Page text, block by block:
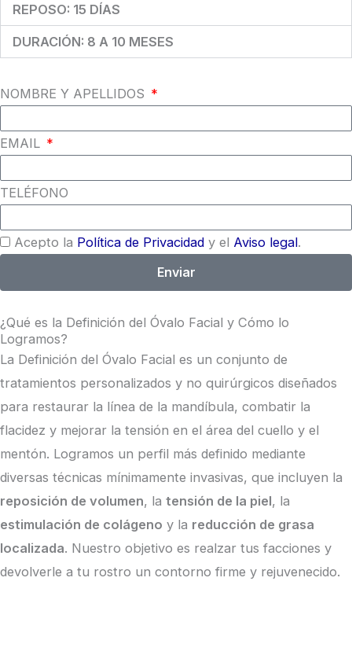
REPOSO: 15 DÍAS
DURACIÓN: 8 A 10 MESES
NOMBRE Y APELLIDOS
EMAIL
TELÉFONO
Acepto la Política de Privacidad y el Aviso legal.
Enviar
¿Qué es la Definición del Óvalo Facial y Cómo lo
Logramos?
La Definición del Óvalo Facial es un conjunto de
tratamientos personalizados y no quirúrgicos diseñados
para restaurar la línea de la mandíbula, combatir la
flacidez y mejorar la tensión en el área del cuello y el
mentón. Logramos un perfil más definido mediante
diversas técnicas mínimamente invasivas, que incluyen la
reposición de volumen, la tensión de la piel, la
estimulación de colágeno y la reducción de grasa
localizada. Nuestro objetivo es realzar tus facciones y
devolverle a tu rostro un contorno firme y rejuvenecido.